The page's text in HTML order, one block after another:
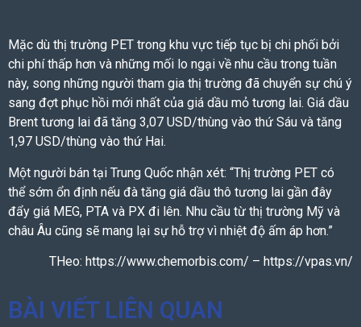
Mặc dù thị trường PET trong khu vực tiếp tục bị chi phối bởi
chi phí thấp hơn và những mối lo ngại về nhu cầu trong tuần
này, song những người tham gia thị trường đã chuyển sự chú ý
sang đợt phục hồi mới nhất của giá dầu mỏ tương lai. Giá dầu
Brent tương lai đã tăng 3,07 USD/thùng vào thứ Sáu và tăng
1,97 USD/thùng vào thứ Hai.
Một người bán tại Trung Quốc nhận xét: “Thị trường PET có
thể sớm ổn định nếu đà tăng giá dầu thô tương lai gần đây
đẩy giá MEG, PTA và PX đi lên. Nhu cầu từ thị trường Mỹ và
châu Âu cũng sẽ mang lại sự hỗ trợ vì nhiệt độ ấm áp hơn.”
THeo: https://www.chemorbis.com/ – https://vpas.vn/
BÀI VIẾT LIÊN QUAN